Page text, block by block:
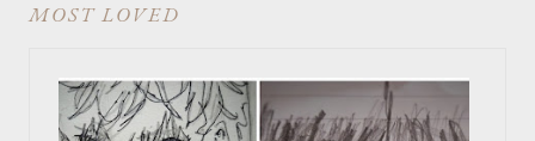
MOST LOVED